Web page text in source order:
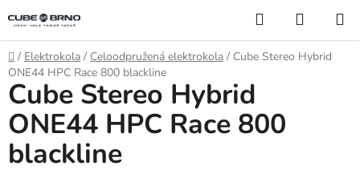
na
obsah
Hledat
KOŠÍK
Domů
/ Elektrokola / Celoodpružená elektrokola / Cube Stereo Hybrid
ONE44 HPC Race 800 blackline
Cube Stereo Hybrid
ONE44 HPC Race 800
blackline